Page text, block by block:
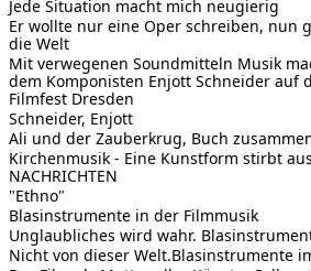
Jede Situation macht mich neugierig
Er wollte nur eine Oper schreiben, nun
die Welt
Mit verwegenen Soundmitteln Musik
dem Komponisten Enjott Schneider auf
Filmfest Dresden
Schneider, Enjott
Ali und der Zauberkrug, Buch
Kirchenmusik - Eine Kunstform stirbt
NACHRICHTEN
"Ethno"
Blasinstrumente in der Filmmusik
Unglaubliches wird wahr.
Nicht von dieser Welt.Blasinstrumente